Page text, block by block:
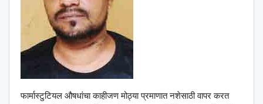
फार्मास्टुटियल औषधांचा काहीजण मोठ्या प्रमाणात नशेसाठी वापर करत